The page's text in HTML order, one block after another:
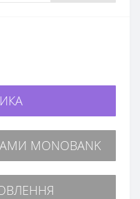
MONOBANK